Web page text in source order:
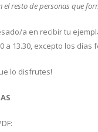
resto de personas que
a en recibir tu
a 13.30, excepto los días
lo disfrutes!